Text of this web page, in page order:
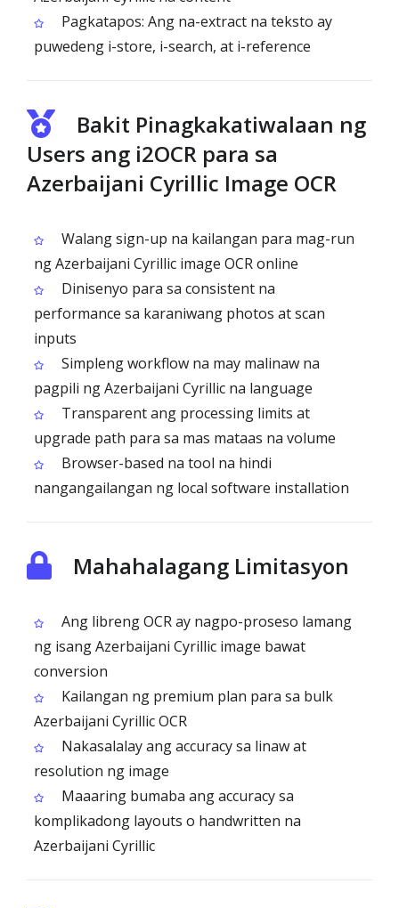
Pagkatapos: Ang na-extract na teksto ay
puwedeng i-store, i-search, at i-reference
Bakit Pinagkakatiwalaan ng
Users ang i2OCR para sa
Azerbaijani Cyrillic Image OCR
Walang sign-up na kailangan para mag-run
ng Azerbaijani Cyrillic image OCR online
Dinisenyo para sa consistent na
performance sa karaniwang photos at scan
inputs
Simpleng workflow na may malinaw na
pagpili ng Azerbaijani Cyrillic na language
Transparent ang processing limits at
upgrade path para sa mas mataas na volume
Browser-based na tool na hindi
nangangailangan ng local software installation
Mahahalagang Limitasyon
Ang libreng OCR ay nagpo-proseso lamang
ng isang Azerbaijani Cyrillic image bawat
conversion
Kailangan ng premium plan para sa bulk
Azerbaijani Cyrillic OCR
Nakasalalay ang accuracy sa linaw at
resolution ng image
Maaaring bumaba ang accuracy sa
komplikadong layouts o handwritten na
Azerbaijani Cyrillic